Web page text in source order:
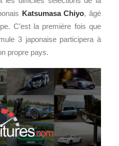
Katsumasa Chiyo, âgé
C’est la première fois que
3 japonaise participera à
propre pays.